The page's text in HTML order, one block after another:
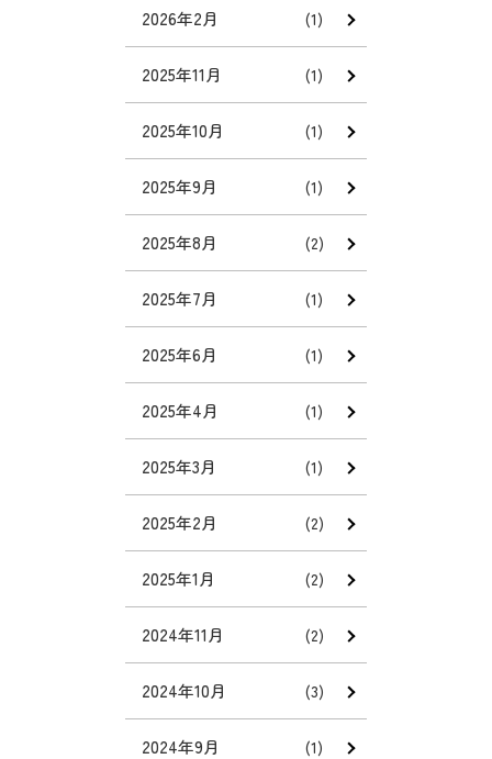
2026年2月 (1)
2025年11月 (1)
2025年10月 (1)
2025年9月 (1)
2025年8月 (2)
2025年7月 (1)
2025年6月 (1)
2025年4月 (1)
2025年3月 (1)
2025年2月 (2)
2025年1月 (2)
2024年11月 (2)
2024年10月 (3)
2024年9月 (1)